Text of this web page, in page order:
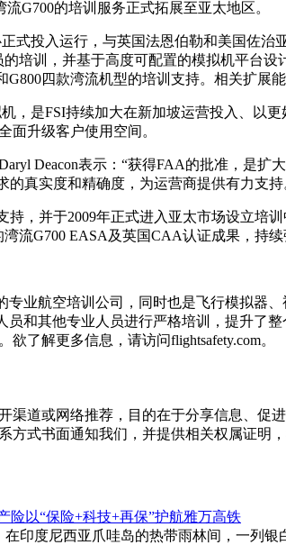
G700的培训服务正式拓展至亚太地区。
式投入运行，与英国法恩伯勒和美国佐
培训，并基于高度可配置的模拟机平台
G800四款湾流机型的培训支持。相关扩展
，是FSI持续加大在新加坡运营投入、以
面升级客户使用空间。
Deacon表示：“获得FAA的批准，是
的真实度和精确度，为运营商提供有力支持
持，并于2009年正式进入亚太市场设立
流G700 EASA及英国CAA认证成果，持
专业航空培训公司，同时也是飞行模拟
员和其他专业人员进行严格培训，提升了
了解更多信息，请访问flightsafety.com。
渠道或网络推荐，目的在于分享信息、促
方式书面通知我们，并提供相关权属证明
险以“保险+科技+再保”护航雅万高铁
印度尼西亚爪哇岛的热带雨林间，一列